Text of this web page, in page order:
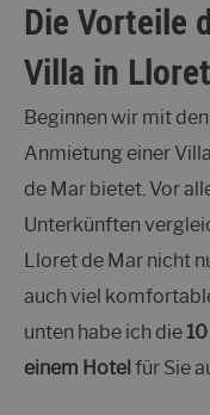
Die Vorteile
Villa in
Beginnen wir mit
Anmietung einer
de Mar bietet. Vor
Unterkünften
Lloret de Mar nicht
auch viel
unten habe ich die
einem Hotel für Sie